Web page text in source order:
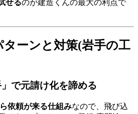
せるのが建造くんの最大の利点で
ーンと対策(岩手の工
で元請け化を諦める
依頼が来る仕組みなので、飛び込